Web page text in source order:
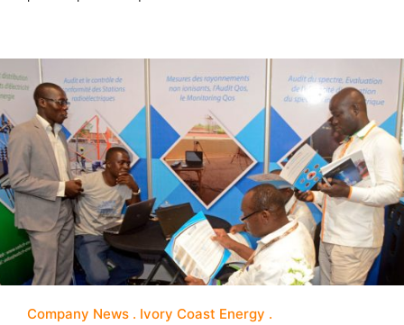
Company News
Ivory Coast Energy